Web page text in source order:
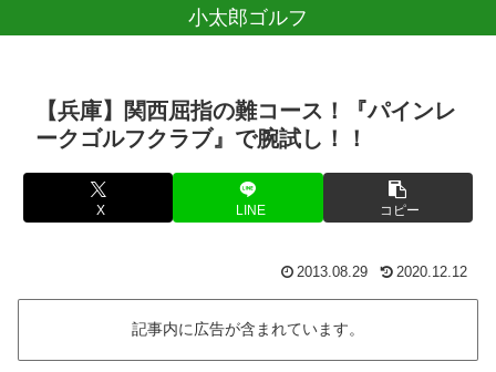
小太郎ゴルフ
【兵庫】関西屈指の難コース！『パインレ
ークゴルフクラブ』で腕試し！！
X LINE コピー
2013.08.29 2020.12.12
記事内に広告が含まれています。